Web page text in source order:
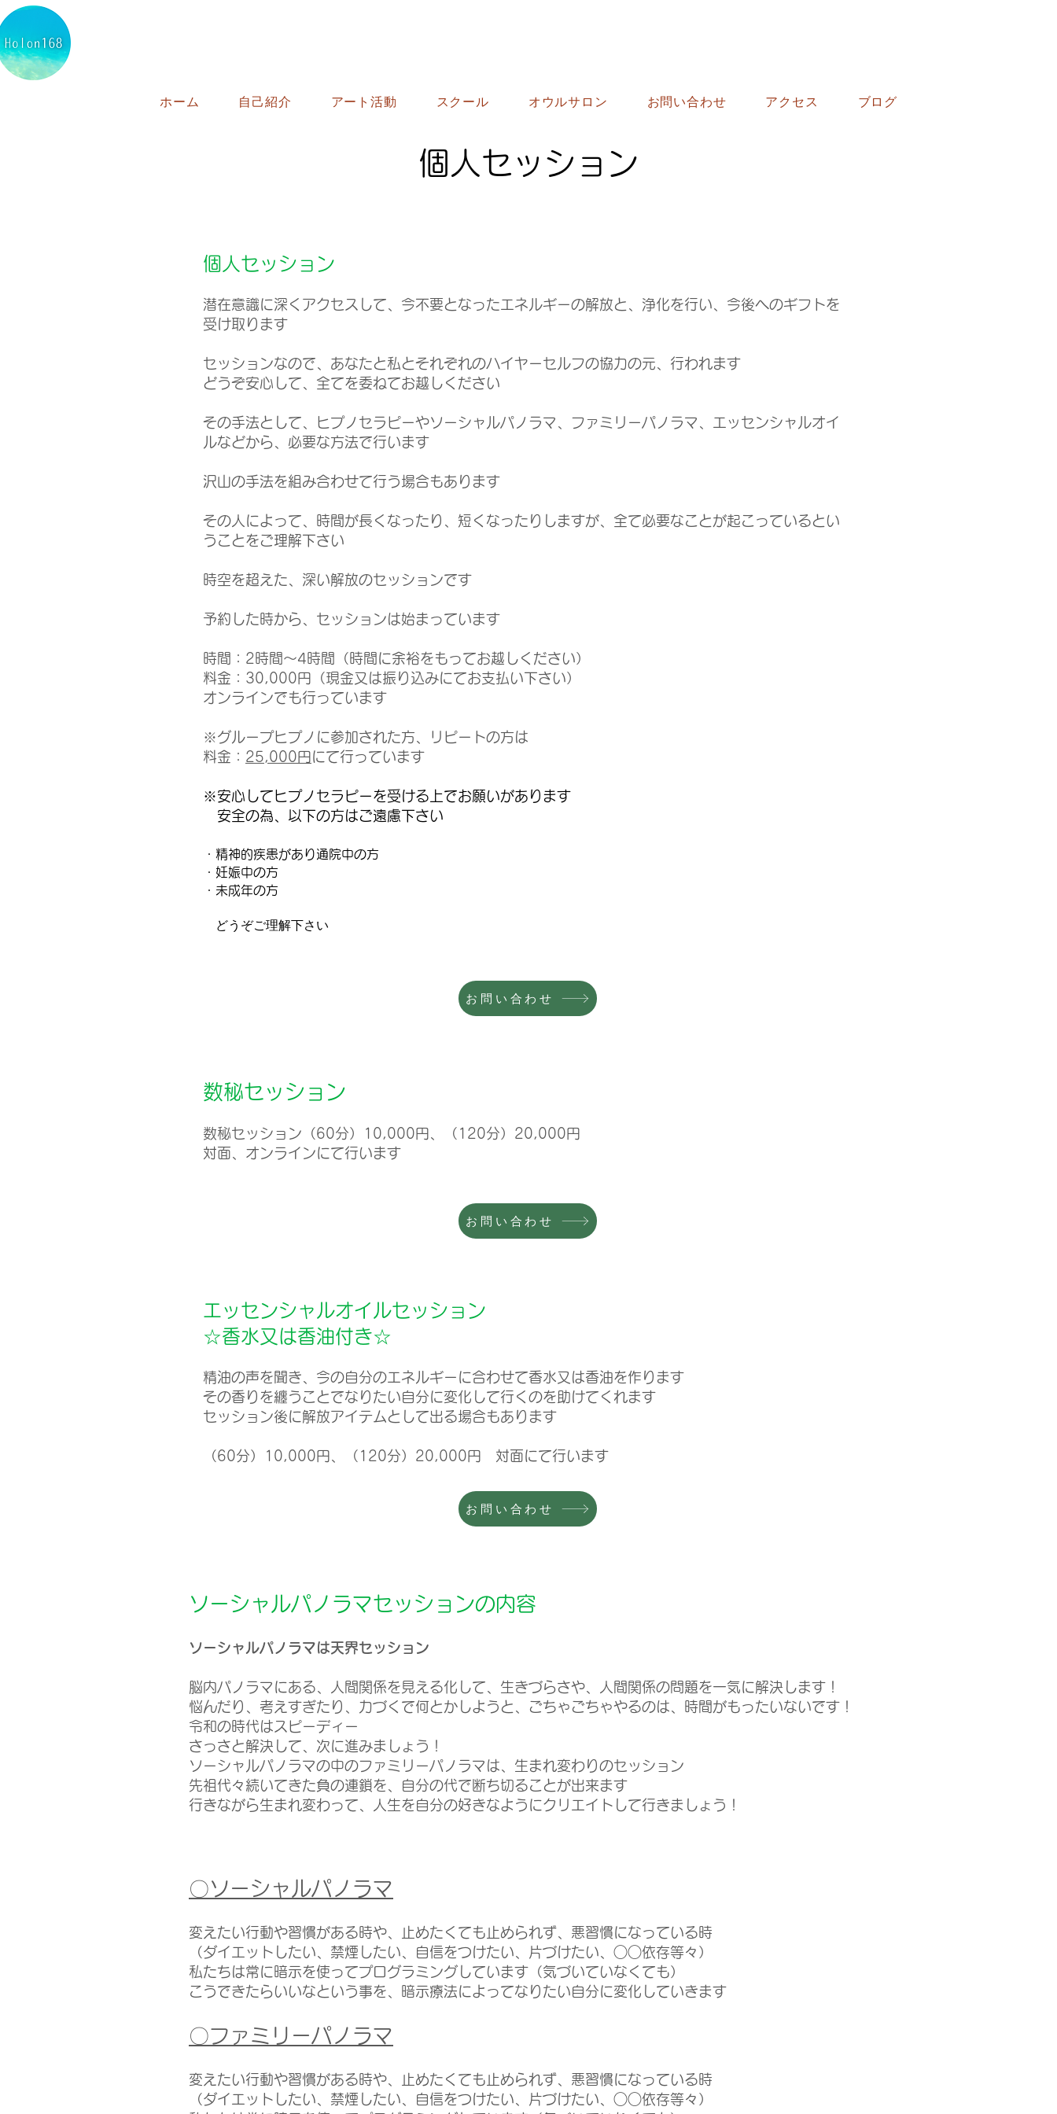
ホーム 自己紹介 アート活動 スクール オウルサロン お問い合わせ アクセス ブログ
​個人セッション
個人セッション
潜在意識に深くアクセスして、今不要となったエネルギーの解放と、浄化を行い、今後へのギフトを
受け取ります
セッションなので、あなたと私とそれぞれのハイヤーセルフの協力の元、行われます
どうぞ安心して、全てを委ねてお越しください
その手法として、ヒプノセラピーやソーシャルパノラマ、ファミリーパノラマ、エッセンシャルオイ
ルなどから、必要な方法で行います
​沢山の手法を組み合わせて行う場合もあります
その人によって、時間が長くなったり、短くなったりしますが、全て必要なことが起こっているとい
うことをご理解下さい
時空を超えた、深い解放のセッションです
予約した時から、セッションは始まっています
​時間：2時間～4時間（時間に余裕をもってお越しください）
料金：30,000円（現金又は振り込みにてお支払い下さい）
オンラインでも行っています
※グループヒプノに参加された方、リピートの方は
料金： 25,000円にて行っています
※安心してヒプノセラピーを受ける上でお願いがあります
安全の為、以下の方はご遠慮下さい
・精神的疾患があり通院中の方
・妊娠中の方
・未成年の方
どうぞご理解下さい
お問い合わせ
数秘セッション
数秘セッション（60分）10,000円、（120分）20,000円
対面、オンラインにて行います
お問い合わせ
エッセンシャルオイルセッション
☆香水又は香油付き☆
精油の声を聞き、今の自分のエネルギーに合わせて香水又は香油を作ります
その香りを纏うことでなりたい自分に変化して行くのを助けてくれます
​セッション後に解放アイテムとして出る場合もあります
（60分）10,000円、（120分）20,000円 対面にて行います
お問い合わせ
ソーシャルパノラマセッションの内容
​ソーシャルパノラマは天界セッション
脳内パノラマにある、人間関係を見える化して、生きづらさや、人間関係の問題を一気に解決します！
悩んだり、考えすぎたり、力づくで何とかしようと、ごちゃごちゃやるのは、時間がもったいないです！
令和の時代はスピーディー
さっさと解決して、次に進みましょう！
ソーシャルパノラマの中のファミリーパノラマは、生まれ変わりのセッション
先祖代々続いてきた負の連鎖を、自分の代で断ち切ることが出来ます
​行きながら生まれ変わって、人生を自分の好きなようにクリエイトして行きましょう！
〇ソーシャルパノラマ
変えたい行動や習慣がある時や、止めたくても止められず、悪習慣になっている時
（ダイエットしたい、禁煙したい、自信をつけたい、片づけたい、○○依存等々）
私たちは常に暗示を使ってプログラミングしています（気づいていなくても）
こうできたらいいなという事を、暗示療法によってなりたい自分に変化していきます
〇ファミリーパノラマ
変えたい行動や習慣がある時や、止めたくても止められず、悪習慣になっている時
（ダイエットしたい、禁煙したい、自信をつけたい、片づけたい、○○依存等々）